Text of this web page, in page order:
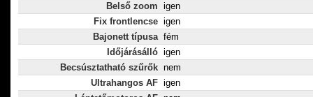
Belső zoom igen
Fix frontlencse igen
Bajonett típusa fém
Időjárásálló igen
Becsúsztatható szűrők nem
Ultrahangos AF igen